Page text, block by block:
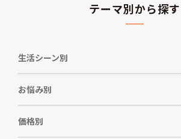
テーマ別から探す
生活シーン別
お悩み別
価格別